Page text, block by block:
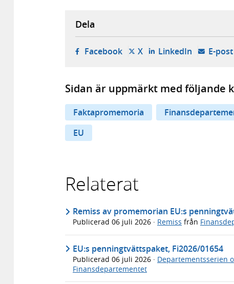
Dela
Facebook- öppnas i ny flik, extern
X- öppnas i ny flik,
LinkedIn- öppnas i
E-post
Sidan är uppmärkt med följande
Faktapromemoria
EU
Relaterat
Remiss av promemorian EU:s
Publicerad 06 juli 2026 · Remiss från
EU:s penningtvättspaket, Fi2026/01654
Publicerad 06 juli 2026 · Departementsserien
Finansdepartementet